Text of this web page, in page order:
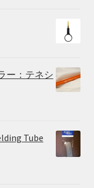
ー：テネシ
Tube